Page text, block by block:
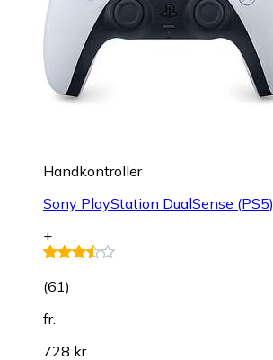
Handkontroller
Sony PlayStation DualSense (PS5)
+
(61)
fr.
728 kr